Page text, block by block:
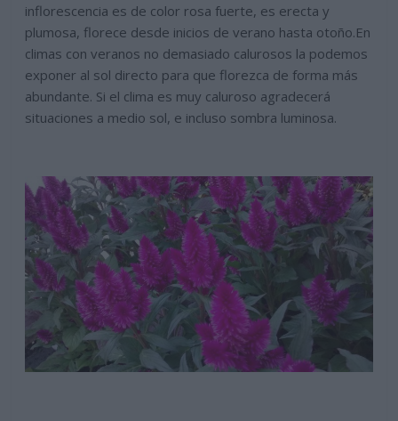
inflorescencia es de color rosa fuerte, es erecta y
plumosa, florece desde inicios de verano hasta otoño.En
climas con veranos no demasiado calurosos la podemos
exponer al sol directo para que florezca de forma más
abundante. Si el clima es muy caluroso agradecerá
situaciones a medio sol, e incluso sombra luminosa.